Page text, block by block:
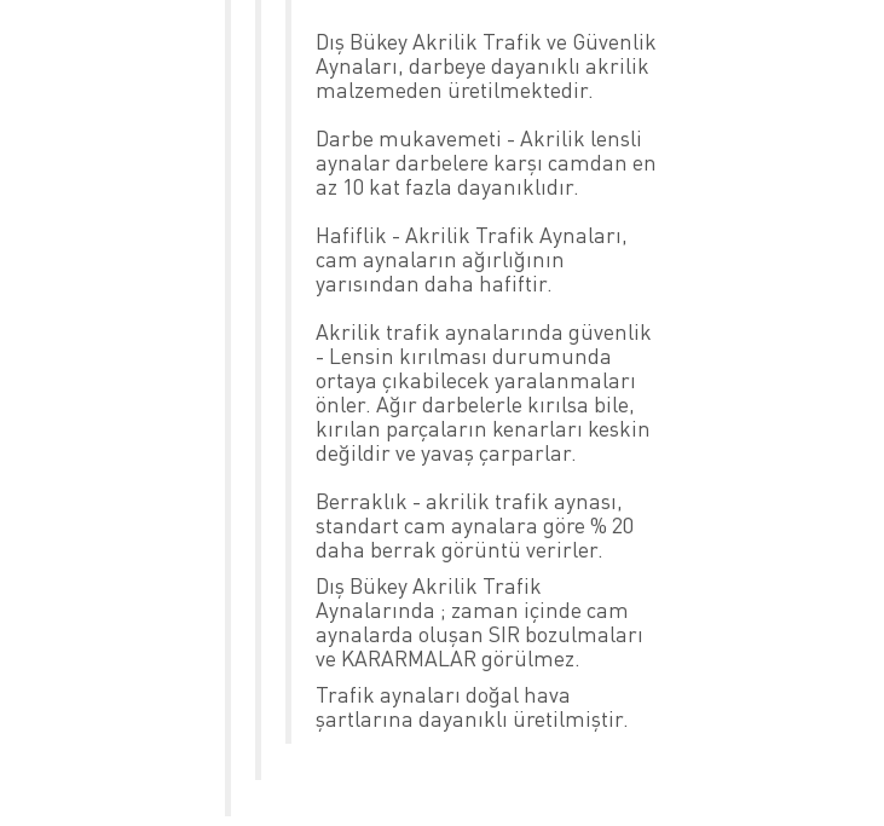
Dış Bükey Akrilik Trafik ve Güvenlik
Aynaları, darbeye dayanıklı akrilik
malzemeden üretilmektedir.
Darbe mukavemeti - Akrilik lensli
aynalar darbelere karşı camdan en
az 10 kat fazla dayanıklıdır.
Hafiflik - Akrilik Trafik Aynaları,
cam aynaların ağırlığının
yarısından daha hafiftir.
Akrilik trafik aynalarında güvenlik
- Lensin kırılması durumunda
ortaya çıkabilecek yaralanmaları
önler. Ağır darbelerle kırılsa bile,
kırılan parçaların kenarları keskin
değildir ve yavaş çarparlar.
Berraklık - akrilik trafik aynası,
standart cam aynalara göre % 20
daha berrak görüntü verirler.
Dış Bükey Akrilik Trafik
Aynalarında ; zaman içinde cam
aynalarda oluşan SIR bozulmaları
ve KARARMALAR görülmez.
Trafik aynaları doğal hava
şartlarına dayanıklı üretilmiştir.